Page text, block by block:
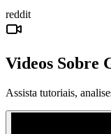
reddit
Videos Sobre
Assista tutoriais,